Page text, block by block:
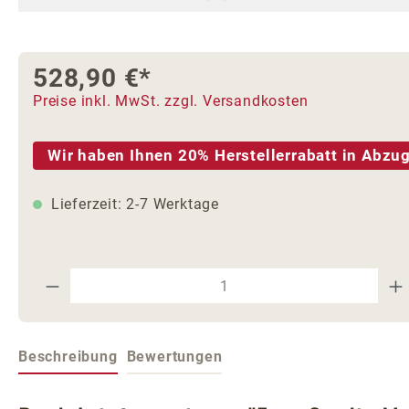
528,90 €*
Preise inkl. MwSt. zzgl. Versandkosten
Wir haben Ihnen 20% Herstellerrabatt in
Lieferzeit: 2-7 Werktage
Produkt Anzahl: Gib den
Beschreibung Bewertungen